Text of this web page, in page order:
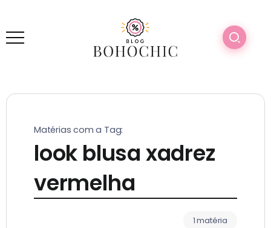
Matérias com a Tag:
look blusa xadrez
vermelha
1 matéria